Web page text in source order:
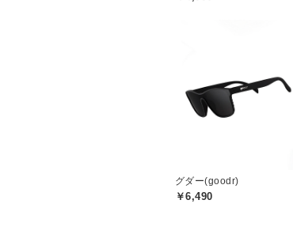
グダー(goodr)
￥6,490